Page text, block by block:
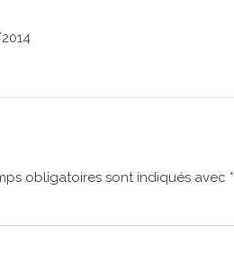
obligatoires sont indiqués avec *